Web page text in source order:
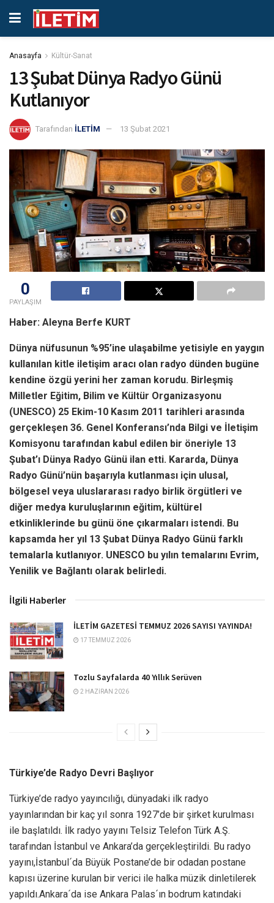
Anasayfa Kültür-Sanat
13 Şubat Dünya Radyo Günü
Kutlanıyor
Tarafından İLETİM 13 Şubat 2021
0
PAYLAŞIM
Haber: Aleyna Berfe KURT
Dünya nüfusunun %95’ine ulaşabilme yetisiyle en yaygın
kullanılan kitle iletişim aracı olan radyo dünden bugüne
kendine özgü yerini her zaman korudu. Birleşmiş
Milletler Eğitim, Bilim ve Kültür Organizasyonu
(UNESCO) 25 Ekim-10 Kasım 2011 tarihleri arasında
gerçekleşen 36. Genel Konferansı’nda Bilgi ve İletişim
Komisyonu tarafından kabul edilen bir öneriyle 13
Şubat’ı Dünya Radyo Günü ilan etti. Kararda, Dünya
Radyo Günü’nün başarıyla kutlanması için ulusal,
bölgesel veya uluslararası radyo birlik örgütleri ve
diğer medya kuruluşlarının eğitim, kültürel
etkinliklerinde bu günü öne çıkarmaları istendi. Bu
kapsamda her yıl 13 Şubat Dünya Radyo Günü farklı
temalarla kutlanıyor. UNESCO bu yılın temalarını Evrim,
Yenilik ve Bağlantı olarak belirledi.
İlgili Haberler
İLETİM GAZETESİ TEMMUZ 2026 SAYISI YAYINDA!
17 TEMMUZ 2026
Tozlu Sayfalarda 40 Yıllık Serüven
2 HAZIRAN 2026
Türkiye’de Radyo Devri Başlıyor
Türkiye’de radyo yayıncılığı, dünyadaki ilk radyo
yayınlarından bir kaç yıl sonra 1927’de bir şirket kurulması
ile başlatıldı. İlk radyo yayını Telsiz Telefon Türk A.Ş.
tarafından İstanbul ve Ankara’da gerçekleştirildi. Bu radyo
yayını,İstanbul´da Büyük Postane’de bir odadan postane
kapısı üzerine kurulan bir verici ile halka müzik dinletilerek
yapıldı.Ankara´da ise Ankara Palas´ın bodrum katındaki